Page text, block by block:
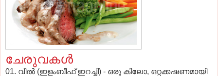
ചേരുവകള്‍
01. വീല്‍ (ഇളംബീഫ് ഇറച്ചി) - ഒരു കിലോ, ഒറ്റക്കഷണമായി